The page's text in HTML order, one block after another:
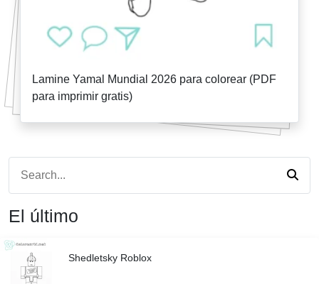
Lamine Yamal Mundial 2026 para colorear (PDF
para imprimir gratis)
El último
Shedletsky Roblox